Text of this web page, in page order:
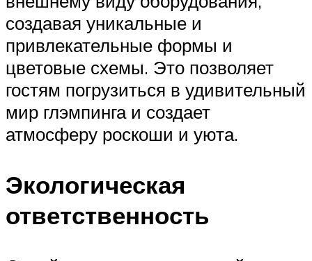
создавая уникальные и
привлекательные формы и
цветовые схемы. Это позволяет
гостям погрузиться в удивительный
мир глэмпинга и создает
атмосферу роскоши и уюта.
Экологическая
ответственность